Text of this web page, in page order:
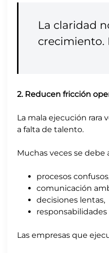
La claridad
crecimiento.
2. Reducen fricción
La mala ejecución rara
a falta de talento.
Muchas veces se debe
procesos
comunicación
decisiones lentas,
responsabilidades
Las empresas que